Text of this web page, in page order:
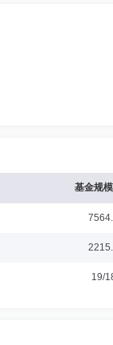
基金规
19/